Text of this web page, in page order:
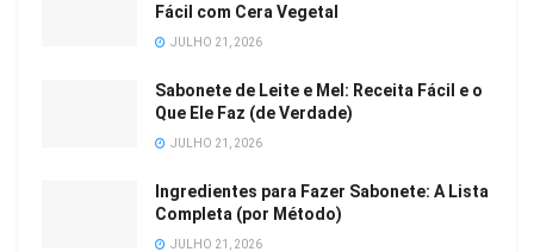
Fácil com Cera Vegetal
JULHO 21, 2026
Sabonete de Leite e Mel: Receita Fácil e o
Que Ele Faz (de Verdade)
JULHO 21, 2026
Ingredientes para Fazer Sabonete: A Lista
Completa (por Método)
JULHO 21, 2026